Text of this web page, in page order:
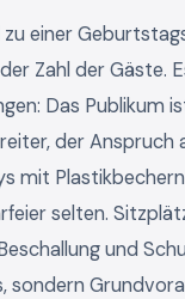
zu einer
Zahl der Gäste.
Das Publikum
der Anspruch
mit
selten.
und
sondern